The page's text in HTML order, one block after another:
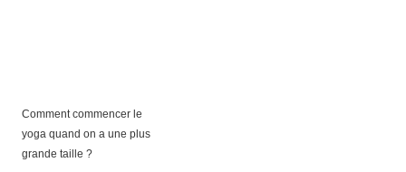
Comment commencer le
yoga quand on a une plus
grande taille ?